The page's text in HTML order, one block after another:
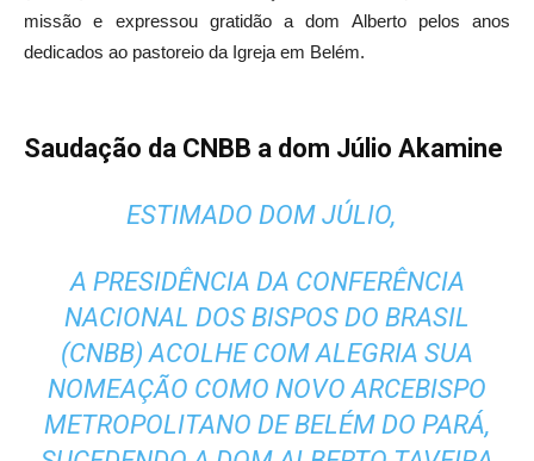
missão e expressou gratidão a dom Alberto pelos anos
dedicados ao pastoreio da Igreja em Belém.
Saudação da CNBB a dom Júlio Akamine
ESTIMADO DOM JÚLIO,
A PRESIDÊNCIA DA CONFERÊNCIA
NACIONAL DOS BISPOS DO BRASIL
(CNBB) ACOLHE COM ALEGRIA SUA
NOMEAÇÃO COMO NOVO ARCEBISPO
METROPOLITANO DE BELÉM DO PARÁ,